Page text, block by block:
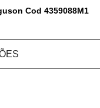
Cod 4359088M1